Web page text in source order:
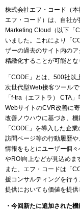
株式会社エフ・コード（
エフ・コード）は、自社
Marketing Cloud（以下「
いました。これにより「
ザーの過去のサイト内の
精緻化することが可能とな
「CODE」とは、500社
次世代型Web接客ツール
「f-tra（エフトラ） CTA
WebサイトのCVR改善に
改善ノウハウに基づき、機
「CODE」を導入した企
訪問ページ等の行動履歴
情報をもとにユーザー個
やROI向上などが見込めま
また、エフ・コードは「
援コンサルティングを行
提供においても価値を提供
・今回新たに追加された機